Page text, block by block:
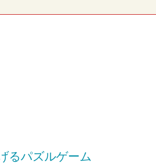
るパズルゲーム